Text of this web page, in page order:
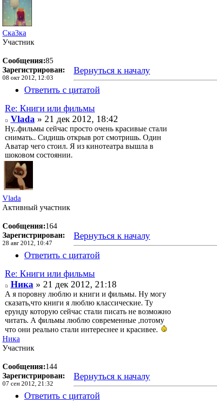
Ска3ка
Участник
Сообщения:85
Зарегистрирован:
08 окт 2012, 12:03
Вернуться к началу
Ответить с цитатой
Re: Книги или фильмы
Vlada » 21 дек 2012, 18:42
Ну..фильмы сейчас просто очень красивые стали
снимать.. Сидишь открыв рот смотришь. Один
Аватар чего стоил. Я из кинотеатра вышла в
шоковом состоянии.
Vlada
Активный участник
Сообщения:164
Зарегистрирован:
28 авг 2012, 10:47
Вернуться к началу
Ответить с цитатой
Re: Книги или фильмы
Ника » 21 дек 2012, 21:18
А я поровну люблю и книги и фильмы. Ну могу
сказать,что книги я люблю классические. Ту
ерунду которую сейчас стали писать не возможно
читать. А фильмы люблю современные ,потому
что они реально стали интереснее и красивее.
Ника
Участник
Сообщения:144
Зарегистрирован:
07 сен 2012, 21:32
Вернуться к началу
Ответить с цитатой